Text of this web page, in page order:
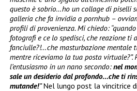
questo è sobrio…ho un collage di piselli
galleria che fa invidia a pornhub –
profili di provenienza. Mi chiedo:
fotografi e ce lo spedisci, che reazione ti
fanciulle?!…che masturbazione mentale
mentre riceviamo la tua posta virtuale?”.
l’entusiasmo in un nano secondo:nel
sale un desiderio dal profondo…che ti
mutande!”Nel lungo post la vincitrice di